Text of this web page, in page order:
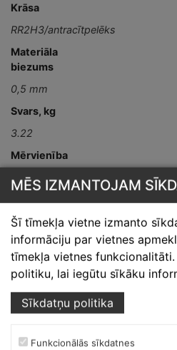
Krāsa
RR2H3/antracītpelēks
Materiāla
biezums
0,5 mm
Svars, kg
3.22
Mērvienība
gab
mm
L-2000
MĒS IZMANTOJAM
Šī tīmekļa vietne izmanto
informāciju par vietnes
tīmekļa vietnes
politiku, lai iegūtu sīkāku
Sīkdatņu politika
Funkcionālās sīkdatnes